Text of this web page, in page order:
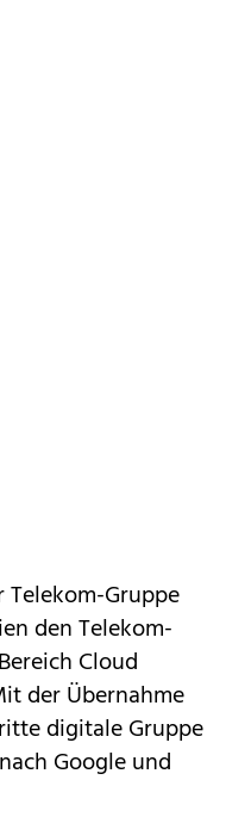
Telekom-Gruppe
den Telekom-
Cloud
der Übernahme
digitale Gruppe
Google und